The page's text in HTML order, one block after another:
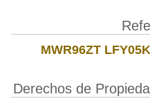
MWR96ZT
Derechos de